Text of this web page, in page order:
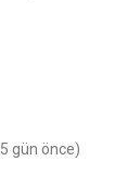
gün önce)